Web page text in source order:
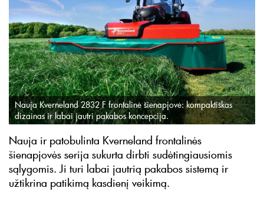
Nauja Kverneland 2832 F frontalinė šienapjovė: kompaktiškas
dizainas ir labai jautri pakabos koncepcija.
Nauja ir patobulinta Kverneland frontalinės
šienapjovės serija sukurta dirbti sudėtingiausiomis
sąlygomis. Ji turi labai jautrią pakabos sistemą ir
užtikrina patikimą kasdienį veikimą.